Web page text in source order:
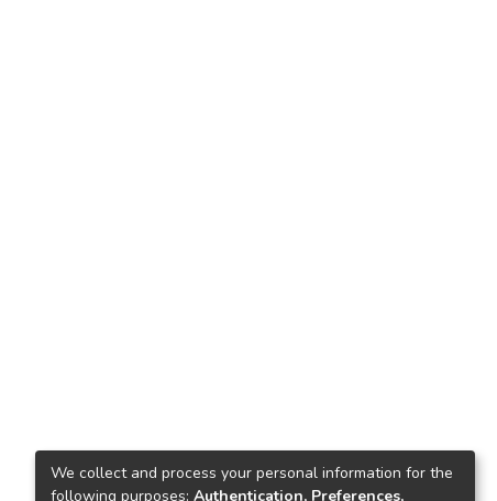
We collect and process your personal information for the
following purposes: Authentication, Preferences,